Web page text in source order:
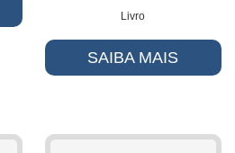
Livro
SAIBA MAIS